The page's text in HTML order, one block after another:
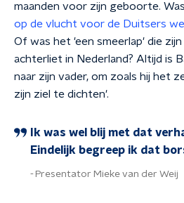
maanden voor zijn geboorte.
op de vlucht voor de Duitsers
Of was het 'een smeerlap' die
achterliet in Nederland? Altijd is
naar zijn vader, om zoals hij het
zijn ziel te dichten'.
Ik was wel blij met dat
Eindelijk begreep ik dat
Presentator Mieke van der Weij